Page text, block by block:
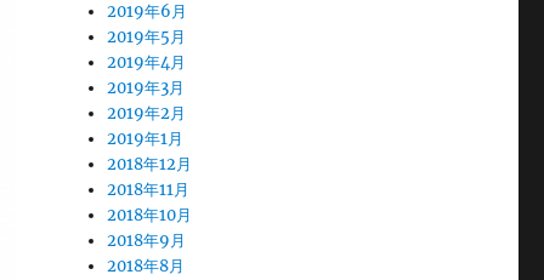
2019年6月
2019年5月
2019年4月
2019年3月
2019年2月
2019年1月
2018年12月
2018年11月
2018年10月
2018年9月
2018年8月